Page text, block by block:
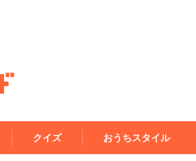
クイズ おうちスタイル